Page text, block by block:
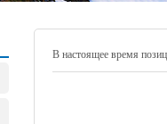
В настоящее время